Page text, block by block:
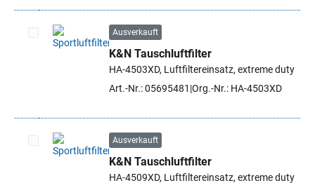
Artikel auswählen
Ausverkauft
K&N Tauschluftfilter
HA-4503XD, Luftfiltereinsatz, extreme duty
Art.-Nr.: 05695481 Org.-Nr.: HA-4503XD
Artikel auswählen
Ausverkauft
K&N Tauschluftfilter
HA-4509XD, Luftfiltereinsatz, extreme duty